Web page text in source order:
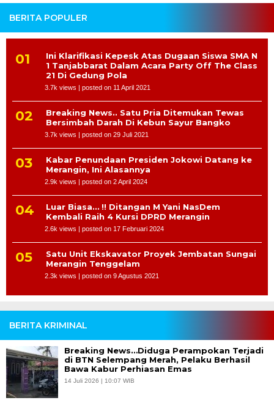
BERITA POPULER
Ini Klarifikasi Kepesk Atas Dugaan Siswa SMA N
1 Tanjabbarat Dalam Acara Party Off The Class
21 Di Gedung Pola
3.7k views | posted on 11 April 2021
Breaking News.. Satu Pria Ditemukan Tewas
Bersimbah Darah Di Kebun Sayur Bangko
3.7k views | posted on 29 Juli 2021
Kabar Penundaan Presiden Jokowi Datang ke
Merangin, Ini Alasannya
2.9k views | posted on 2 April 2024
Luar Biasa… !! Ditangan M Yani NasDem
Kembali Raih 4 Kursi DPRD Merangin
2.6k views | posted on 17 Februari 2024
Satu Unit Ekskavator Proyek Jembatan Sungai
Merangin Tenggelam
2.3k views | posted on 9 Agustus 2021
BERITA KRIMINAL
Breaking News…Diduga Perampokan Terjadi
di BTN Selempang Merah, Pelaku Berhasil
Bawa Kabur Perhiasan Emas
14 Juli 2026 | 10:07 WIB